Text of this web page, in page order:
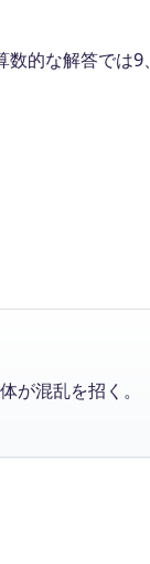
的な解答では9、
が混乱を招く。